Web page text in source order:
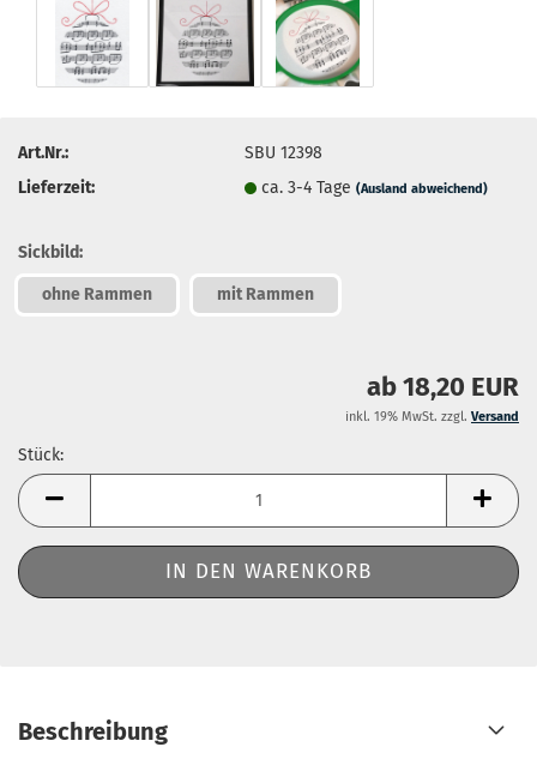
Art.Nr.:
SBU 12398
Lieferzeit:
ca. 3-4 Tage(Ausland abweichend)
Sickbild:
ohne Rammen mit Rammen
ab 18,20 EUR
inkl. 19% MwSt. zzgl. Versand
Stück:
Stück
Beschreibung